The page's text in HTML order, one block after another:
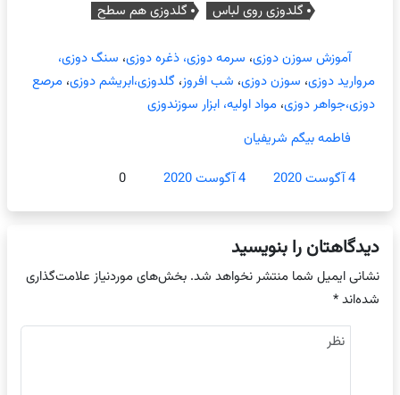
گلدوزی روی لباس
گلدوزی هم سطح
آموزش سوزن دوزی، سرمه دوزی، ذغره دوزی، سنگ دوزی،
مروارید دوزی، سوزن دوزی، شب افروز،گلدوزی،ابریشم دوزی،مرصع
دوزی،جواهر دوزی،مواد اولیه، ابزار سوزندوزی
فاطمه بیگم شریفیان
4 آگوست 2020
4 آگوست 2020 0
دیدگاهتان را بنویسید
نشانی ایمیل شما منتشر نخواهد شد. بخش‌های موردنیاز علامت‌گذاری
شده‌اند*